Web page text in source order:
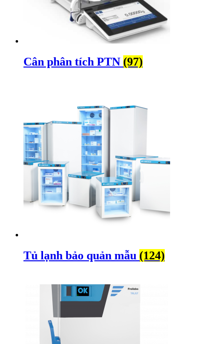
Cân phân tích PTN (97)
Tủ lạnh bảo quản mẫu (124)